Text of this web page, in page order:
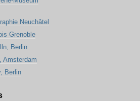
Neuchâtel
Grenoble
Berlin
Amsterdam
Berlin